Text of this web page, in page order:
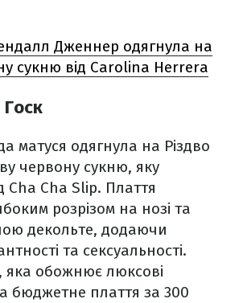
Дженнер одягнула на
сукню від Carolina Herrera
матуся одягнула на Різдво
червону сукню, яку
Cha Cha Slip. Плаття
розрізом на нозі та
декольте, додаючи
та сексуальності.
обожнює люксові
бюджетне плаття за 300